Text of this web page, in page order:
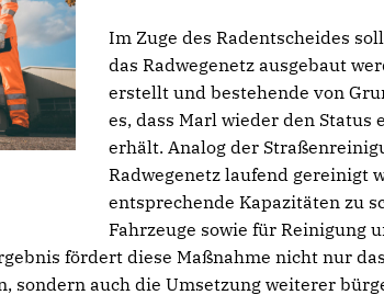
Im Zuge des Radentscheides
das Radwegenetz ausgebaut
erstellt und bestehende von
es, dass Marl wieder den
erhält. Analog der
Radwegenetz laufend gereinigt
entsprechende Kapazitäten zu
Fahrzeuge sowie für Reinigung
fördert diese Maßnahme nicht nur
sondern auch die Umsetzung weiterer